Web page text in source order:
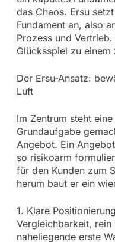
das Chaos. Ersu
Fundament an, also
Prozess und
Glücksspiel zu einem
Der Ersu-Ansatz:
Luft
Im Zentrum steht
Grundaufgabe
Angebot. Ein
so risikoarm
für den Kunden zum
herum baut er ein
1. Klare
Vergleichbarkeit, rein
naheliegende erste